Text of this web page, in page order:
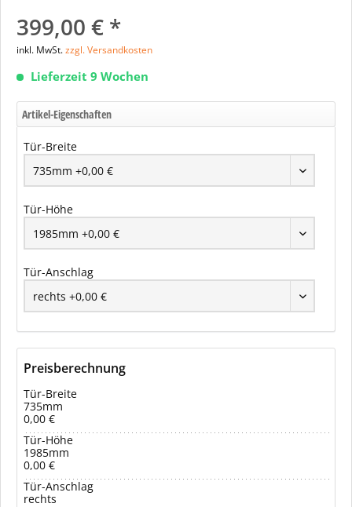
399,00 € *
inkl. MwSt.zzgl. Versandkosten
Lieferzeit 9 Wochen
Artikel-Eigenschaften
Tür-Breite
Tür-Höhe
Tür-Anschlag
Preisberechnung
Tür-Breite
735mm
0,00 €
Tür-Höhe
1985mm
0,00 €
Tür-Anschlag
rechts